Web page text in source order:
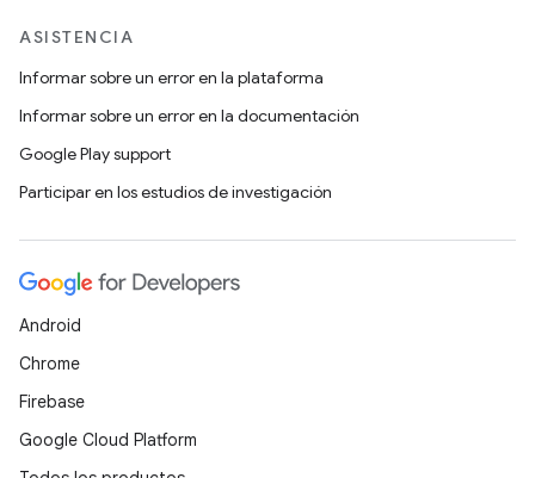
ASISTENCIA
Informar sobre un error en la plataforma
Informar sobre un error en la documentación
Google Play support
Participar en los estudios de investigación
Android
Chrome
Firebase
Google Cloud Platform